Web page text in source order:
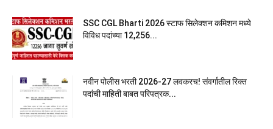
SSC CGL Bharti 2026 स्टाफ सिलेक्शन कमिशन मध्ये
विविध पदांच्या 12,256...
नवीन पोलीस भरती 2026-27 लवकरच! संवर्गातील रिक्त
पदांची माहिती बाबत परिपत्रक...